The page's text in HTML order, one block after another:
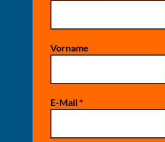
Vorname
E-Mail*